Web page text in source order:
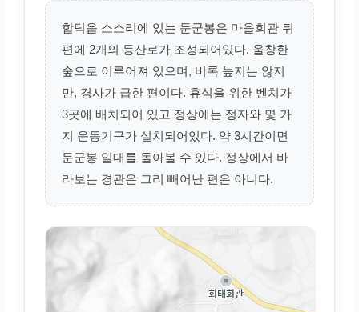
합덕읍 소소리에 있는 둔군봉은 마을회관 뒤
편에 2개의 등산로가 조성되어있다. 울창한
숲으로 이루어져 있으며, 비록 높지는 않지
만, 경사가 급한 편이다. 휴식을 위한 벤치가
3곳에 배치되어 있고 정상에는 정자와 몇 가
지 운동기구가 설치되어있다. 약 3시간이면
둔군봉 일대를 돌아볼 수 있다. 정상에서 바
라보는 경관은 그리 빼어난 편은 아니다.